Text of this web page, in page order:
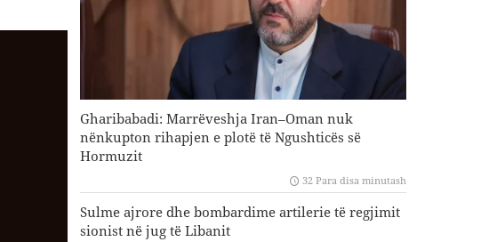
Gharibabadi: Marrëveshja Iran–Oman nuk
nënkupton rihapjen e plotë të Ngushticës së
Hormuzit
32 Para disa minutash
Sulme ajrore dhe bombardime artilerie të regjimit
sionist në jug të Libanit